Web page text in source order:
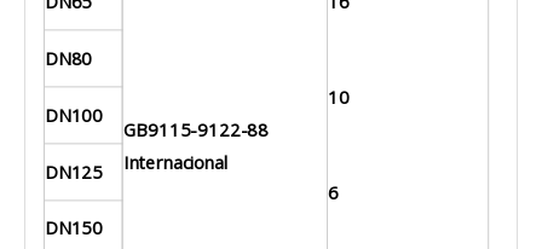
GB9115-9122-88
Internacional
10
6
DN80
DN100
DN125
DN150